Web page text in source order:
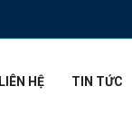
LIÊN HỆ TIN TỨC